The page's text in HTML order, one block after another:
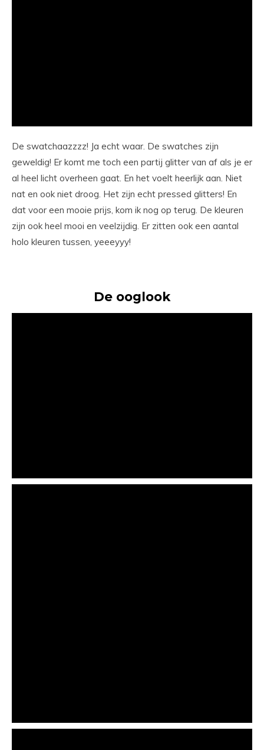
De swatchaazzzz! Ja echt waar. De swatches zijn
geweldig! Er komt me toch een partij glitter van af als je er
al heel licht overheen gaat. En het voelt heerlijk aan. Niet
nat en ook niet droog. Het zijn echt pressed glitters! En
dat voor een mooie prijs, kom ik nog op terug. De kleuren
zijn ook heel mooi en veelzijdig. Er zitten ook een aantal
holo kleuren tussen, yeeeyyy!
De ooglook